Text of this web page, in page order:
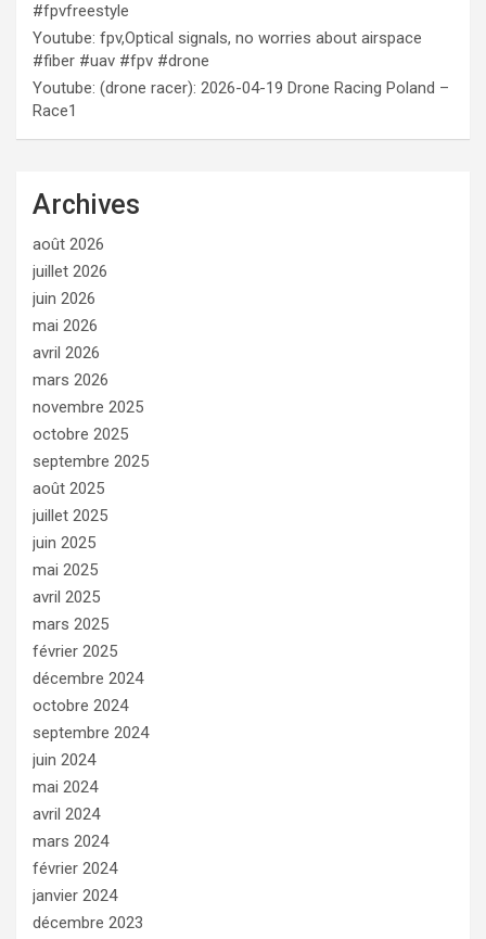
#fpvfreestyle
Youtube: fpv,Optical signals, no worries about airspace
#fiber #uav #fpv #drone
Youtube: (drone racer): 2026-04-19 Drone Racing Poland –
Race1
Archives
août 2026
juillet 2026
juin 2026
mai 2026
avril 2026
mars 2026
novembre 2025
octobre 2025
septembre 2025
août 2025
juillet 2025
juin 2025
mai 2025
avril 2025
mars 2025
février 2025
décembre 2024
octobre 2024
septembre 2024
juin 2024
mai 2024
avril 2024
mars 2024
février 2024
janvier 2024
décembre 2023